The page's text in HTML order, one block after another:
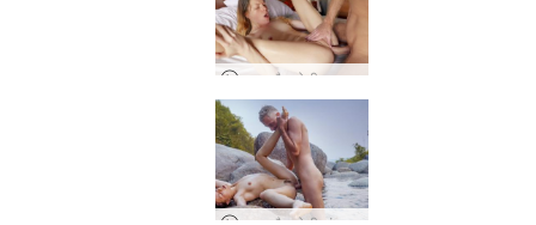
इवान और ओली समुद्र तट पर सेक्स